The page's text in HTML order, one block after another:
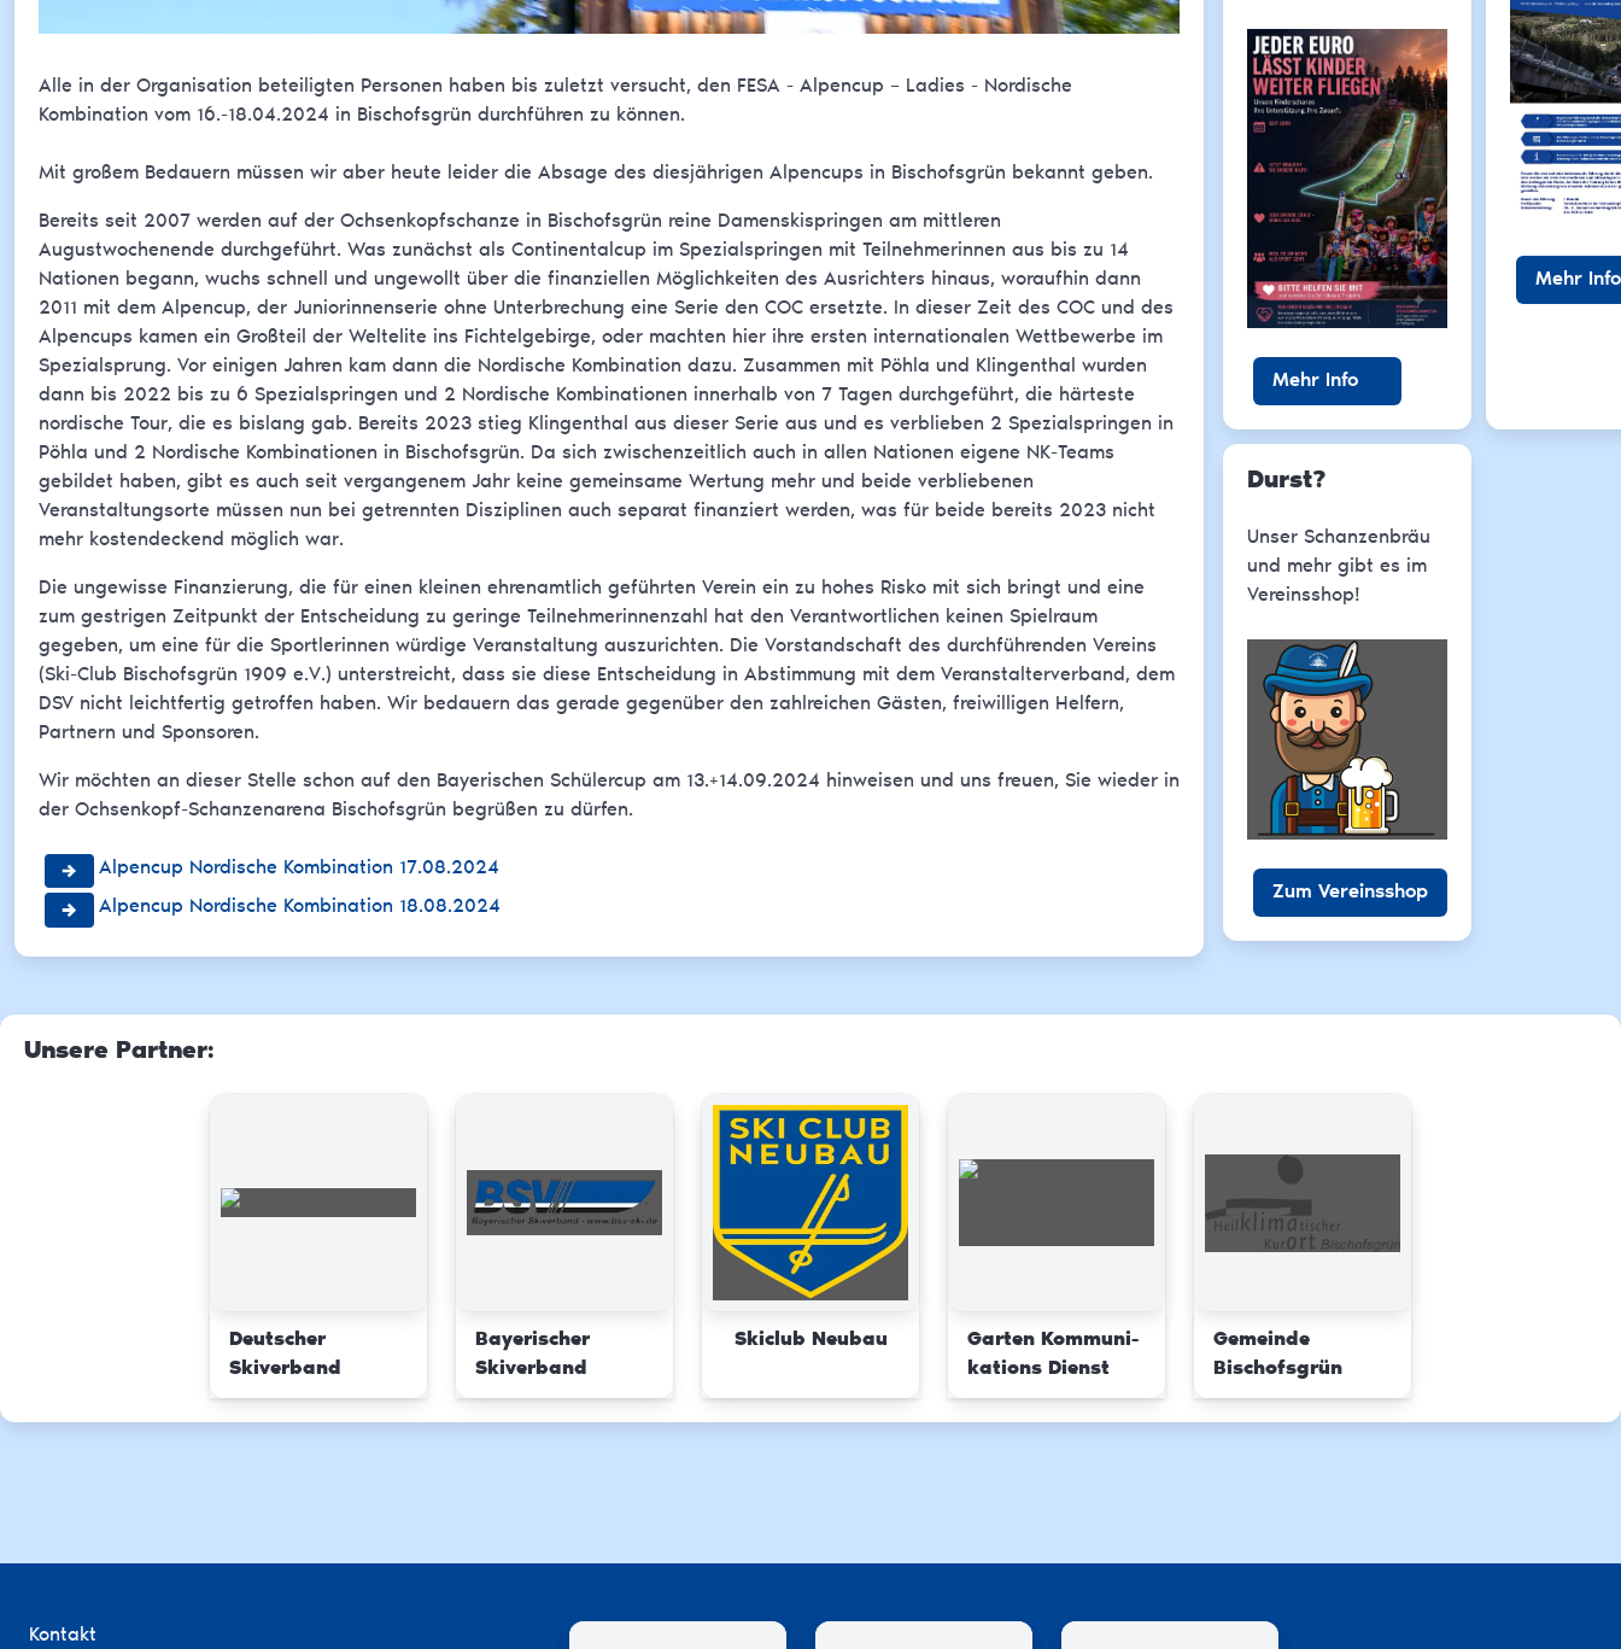
Alle in der Organisation beteiligten Personen haben bis zuletzt versucht, den FESA - Alpencup – Ladies - Nordische
Kombination vom 16.-18.04.2024 in Bischofsgrün durchführen zu können.
Mit großem Bedauern müssen wir aber heute leider die Absage des diesjährigen Alpencups in Bischofsgrün bekannt geben.
Bereits seit 2007 werden auf der Ochsenkopfschanze in Bischofsgrün reine Damenskispringen am mittleren
Augustwochenende durchgeführt. Was zunächst als Continentalcup im Spezialspringen mit Teilnehmerinnen aus bis zu 14
Nationen begann, wuchs schnell und ungewollt über die finanziellen Möglichkeiten des Ausrichters hinaus, woraufhin dann
2011 mit dem Alpencup, der Juniorinnenserie ohne Unterbrechung eine Serie den COC ersetzte. In dieser Zeit des COC und des
Alpencups kamen ein Großteil der Weltelite ins Fichtelgebirge, oder machten hier ihre ersten internationalen Wettbewerbe im
Spezialsprung. Vor einigen Jahren kam dann die Nordische Kombination dazu. Zusammen mit Pöhla und Klingenthal wurden
dann bis 2022 bis zu 6 Spezialspringen und 2 Nordische Kombinationen innerhalb von 7 Tagen durchgeführt, die härteste
nordische Tour, die es bislang gab. Bereits 2023 stieg Klingenthal aus dieser Serie aus und es verblieben 2 Spezialspringen in
Pöhla und 2 Nordische Kombinationen in Bischofsgrün. Da sich zwischenzeitlich auch in allen Nationen eigene NK-Teams
gebildet haben, gibt es auch seit vergangenem Jahr keine gemeinsame Wertung mehr und beide verbliebenen
Veranstaltungsorte müssen nun bei getrennten Disziplinen auch separat finanziert werden, was für beide bereits 2023 nicht
mehr kostendeckend möglich war.
Die ungewisse Finanzierung, die für einen kleinen ehrenamtlich geführten Verein ein zu hohes Risko mit sich bringt und eine
zum gestrigen Zeitpunkt der Entscheidung zu geringe Teilnehmerinnenzahl hat den Verantwortlichen keinen Spielraum
gegeben, um eine für die Sportlerinnen würdige Veranstaltung auszurichten. Die Vorstandschaft des durchführenden Vereins
(Ski-Club Bischofsgrün 1909 e.V.) unterstreicht, dass sie diese Entscheidung in Abstimmung mit dem Veranstalterverband, dem
DSV nicht leichtfertig getroffen haben. Wir bedauern das gerade gegenüber den zahlreichen Gästen, freiwilligen Helfern,
Partnern und Sponsoren.
Wir möchten an dieser Stelle schon auf den Bayerischen Schülercup am 13.+14.09.2024 hinweisen und uns freuen, Sie wieder in
der Ochsenkopf-Schanzenarena Bischofsgrün begrüßen zu dürfen.
Alpencup Nordische Kombination 17.08.2024
Alpencup Nordische Kombination 18.08.2024
Mehr Info
Mehr Info
Durst?
Unser Schanzenbräu
und mehr gibt es im
Vereinsshop!
Zum Vereinsshop
Unsere Partner:
Deutscher
Skiverband
Bayerischer
Skiverband
Skiclub Neubau
Garten Kommuni-
kations Dienst
Gemeinde
Bischofsgrün
Kontakt